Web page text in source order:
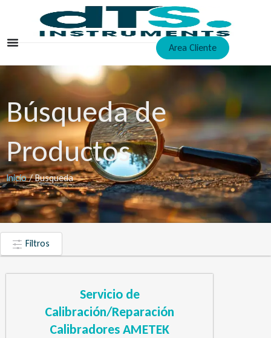
contenido
Area Cliente
Búsqueda de
Productos
Inicio/ Busqueda
Filtros
Servicio de
Calibración/Reparación
Calibradores AMETEK